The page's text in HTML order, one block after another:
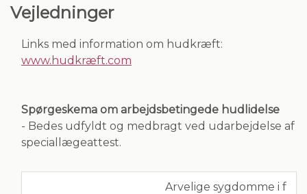
Vejledninger
Links med information om hudkræft:
www.hudkræft.com
Spørgeskema om arbejdsbetingede hudlidelse
- Bedes udfyldt og medbragt ved udarbejdelse af
speciallægeattest.
Arvelige sygdomme i f